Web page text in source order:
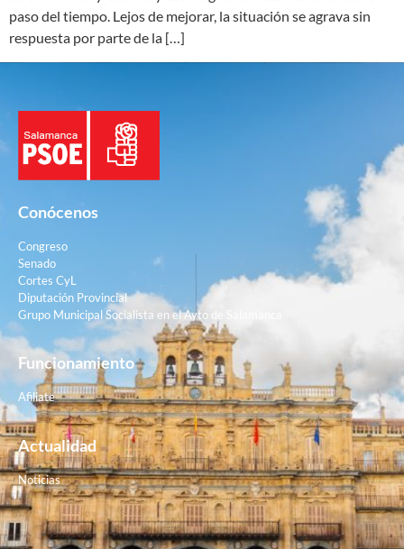
paso del tiempo. Lejos de mejorar, la situación se agrava sin
respuesta por parte de la […]
Conócenos
Congreso
Senado
Cortes CyL
Diputación Provincial
Grupo Municipal Socialista en el Ayto de Salamanca
Funcionamiento
Afiliate
Actualidad
Noticias